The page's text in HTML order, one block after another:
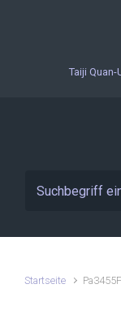
Taiji
Startseite Pa3455F